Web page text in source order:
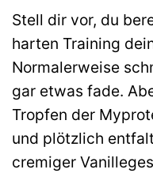
Stell dir vor, du
harten Training
Normalerweise
gar etwas fade.
Tropfen der
und plötzlich
cremiger